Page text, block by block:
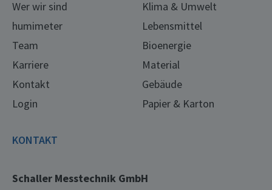
Wer wir sind
humimeter
Team
Karriere
Kontakt
Login
Klima & Umwelt
Lebensmittel
Bioenergie
Material
Gebäude
Papier & Karton
KONTAKT
Schaller Messtechnik GmbH